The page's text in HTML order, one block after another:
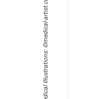
Medical Illustrations: ©
medical-artist.com